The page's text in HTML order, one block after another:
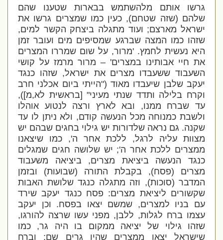
גרשו אותם מלהשתמש בבארות שטענו שהם
שלהם (שזה שטחם), כעין כמו שמצרים גרשו את
ישראל מארצם; ועוד מתגלהביצחקהקשר למים,
שזהו כמו המצה שברגע שמסיפים מים ועובר זמן
היא נעשית לחמץ.'מרור, על שום שמררו המצרים
את חיי אבותינו במצרים' –מרור מרמז על קושי
השעבוד ששעבדו מצרים את ישראל, שזהו כנגד
יעקב שלבן שיעבדו מאוד ("הייתי ביום אכלני חרב
וקרח בלילה ותדד שנתי מעיני" [בראשית לא,מ]),
עד שברח ממנו, ובא לארץ ורצה לנטוע אוהלו
ולשבת כמנוחה מכל הנעשה קודם, ולא ניתן לו עד
שקנה. גם נראה שלדורות יש גילוי בחגים שבהם יש
מצוות עליה לרגל, ללכת אחר ה', כמו שיצאנו
ממצרים ללכת אחר ה'; יש שלושה חגים שמגלים
כנגד הנעשה ביציאת מצרים, ביציאה משעבוד
מצרים (פסח), בקבלת התורה (שבועות) ובזמן
המדבר (סוכות), וזה מתגלה כנגד שלושת האבות
שקשורים ליציאת מצרים: פסח כנגד יעקב שירד
עם בניו למצרים, שמשם יצאו בפסח. וכן יעקב
עצמו ברח לגלות, ללבן, מפני עשו שרצה להורגו,
שזהו גילוי של יציאה ממקום בו היה גר, כמו
שישראל יצאו ממצרים שהיו גרים שם; וברח